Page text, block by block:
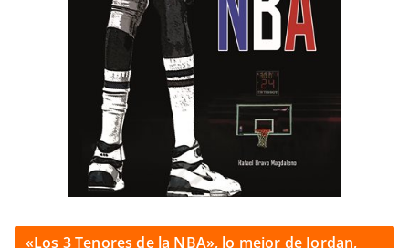
«Los 3 Tenores de la NBA», lo mejor de Jordan,